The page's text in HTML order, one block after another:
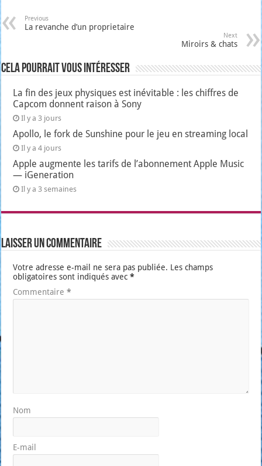
Previous
La revanche d’un proprietaire
Next
Miroirs & chats
Cela pourrait vous intéresser
La fin des jeux physiques est inévitable : les chiffres de
Capcom donnent raison à Sony
Il y a 3 jours
Apollo, le fork de Sunshine pour le jeu en streaming local
Il y a 4 jours
Apple augmente les tarifs de l’abonnement Apple Music
— iGeneration
Il y a 3 semaines
Laisser un commentaire
Votre adresse e-mail ne sera pas publiée. Les champs
obligatoires sont indiqués avec*
Commentaire*
Nom
E-mail